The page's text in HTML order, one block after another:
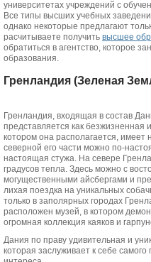
университетах учреждений с
Все типы высших учебных
однако некоторые предлагают
расчитываете получить высшее
обратиться в агентство, которое
образования.
Гренландия (Зеленая
Гренландия, входящая в состав
представляется как безжизненная
котором она располагается,
северной его части можно по-
настоящая стужа. На севере
градусов тепла. Здесь можно с
могущественными айсбергами и
лихая поездка на уникальных
только в заполярных городах
расположен музей, в котором
огромная коллекция каяков и
Дания по праву удивительная и
которая заслуживает к себе